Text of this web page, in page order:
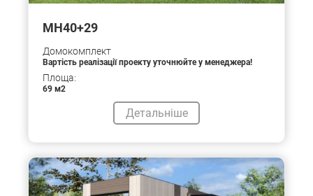
МН40+29
Домокомплект
Вартість реалізації проекту уточнюйте у менеджера!
Площа:
69 м2
Детальніше